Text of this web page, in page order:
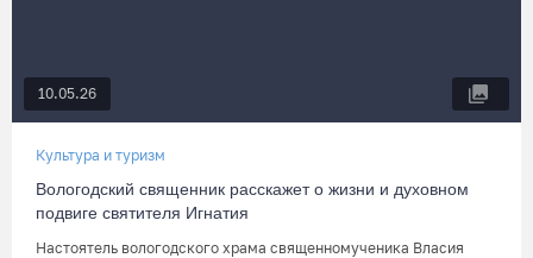
10.05.26
Культура и туризм
Вологодский священник расскажет о жизни и духовном
подвиге святителя Игнатия
Настоятель вологодского храма священномученика Власия